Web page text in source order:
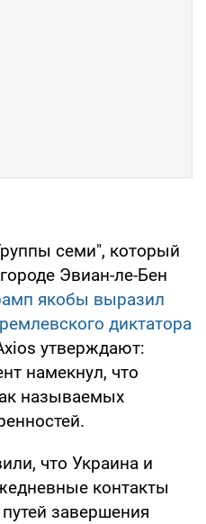
семи", который
Эвиан-ле-Бен
якобы выразил
диктатора
утверждают:
намекнул, что
называемых
что Украина и
контакты
завершения